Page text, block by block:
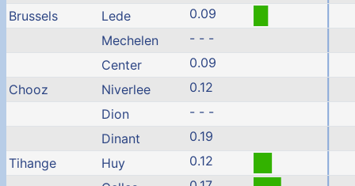
Brussels
Lede
0.09
Mechelen
- - -
Center
0.09
Chooz
Niverlee
0.12
Dion
- - -
Dinant
0.19
Tihange
Huy
0.12